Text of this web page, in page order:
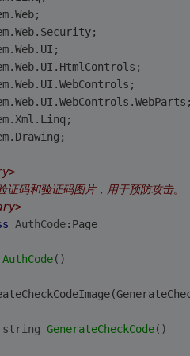
码和验证码图片，用于预防攻击。
AuthCode: Page
AuthCode()
string GenerateCheckCode()